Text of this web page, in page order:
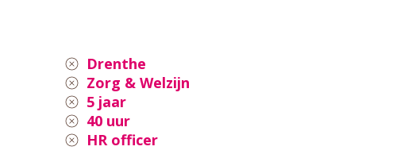
Drenthe
Zorg & Welzijn
5 jaar
40 uur
HR officer